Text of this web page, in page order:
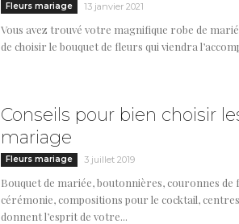
Fleurs mariage 13 janvier 2021
Vous avez trouvé votre magnifique robe de
de choisir le bouquet de fleurs qui viendra
Conseils pour bien choisir
mariage
Fleurs mariage 3 juillet 2019
Bouquet de mariée, boutonnières, couronnes de
cérémonie, compositions pour le cocktail,
donnent l’esprit de votre...